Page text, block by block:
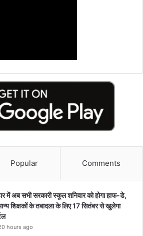
Popular Comments
में अब सभी सरकारी स्कूल शनिवार को होगा हाफ-डे,
शिक्षकों के तबादला के लिए 17 सितंबर से खुलेगा
hours ago